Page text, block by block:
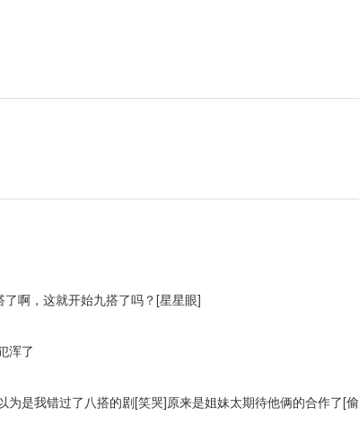
啊，这就开始九搭了吗？[星星眼]
浑了
为是我错过了八搭的剧[笑哭]原来是姐妹太期待他俩的合作了[偷